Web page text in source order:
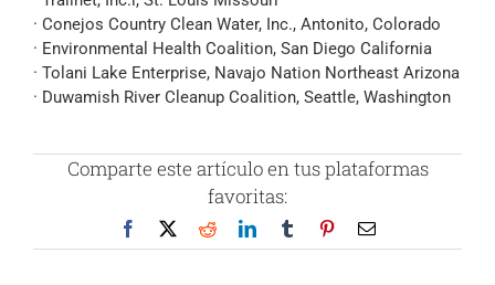
· Conejos Country Clean Water, Inc., Antonito, Colorado
· Environmental Health Coalition, San Diego California
· Tolani Lake Enterprise, Navajo Nation Northeast Arizona
· Duwamish River Cleanup Coalition, Seattle, Washington
Comparte este artículo en tus plataformas
favoritas:
Facebook RedditLinkedInTumblr PinterestCorreo
electrónico